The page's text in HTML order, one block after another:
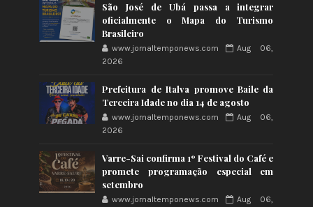
São José de Ubá passa a integrar
oficialmente o Mapa do Turismo
Brasileiro
www.jornaltemponews.com
Aug 06,
2026
Prefeitura de Italva promove Baile da
Terceira Idade no dia 14 de agosto
www.jornaltemponews.com
Aug 06,
2026
Varre-Sai confirma 1º Festival do Café e
promete programação especial em
setembro
www.jornaltemponews.com
Aug 06,